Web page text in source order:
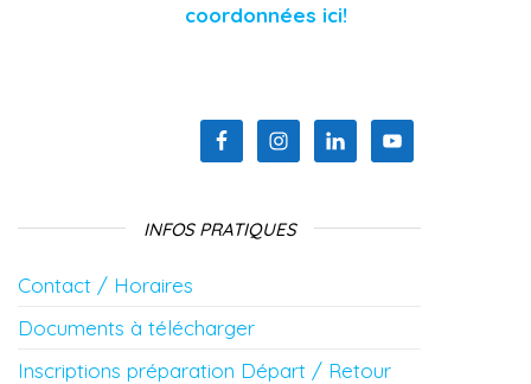
coordonnées ici!
INFOS PRATIQUES
Contact / Horaires
Documents à télécharger
Inscriptions préparation Départ / Retour